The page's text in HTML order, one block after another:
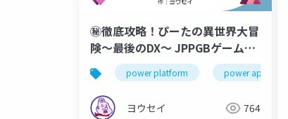
㊙徹底攻略！ぴーたの異世界大冒
険～最後のDX～ JPPGBゲームコ
ンテスト＃1power platform power apps
ヨウセイ 764